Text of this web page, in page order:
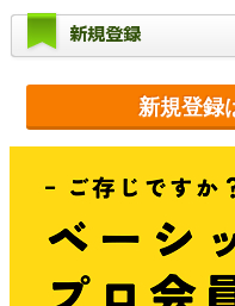
新規登録
新規登録